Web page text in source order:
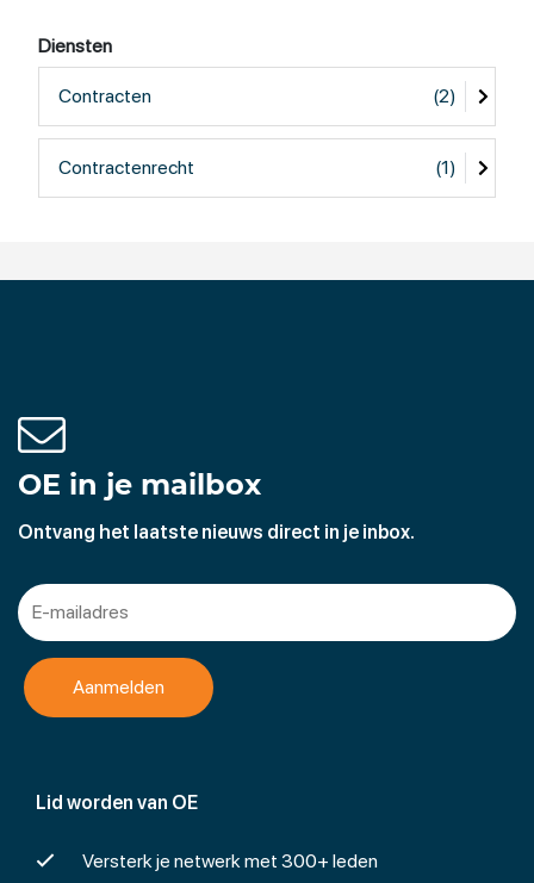
www.notarismink.com
Diensten
Contracten (2)
Contractenrecht (1)
Lid worden van OE
Versterk je netwerk met 300+ leden
OE in je mailbox
Ontvang het laatste nieuws direct in je inbox.